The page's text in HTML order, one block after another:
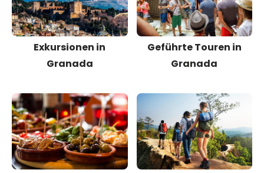
Exkursionen in
Granada
Geführte Touren in
Granada